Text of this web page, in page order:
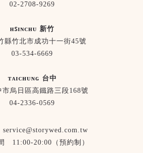
02-2708-9269
ʜꜱɪɴᴄʜᴜ 新竹
縣竹北市成功十一街45號
03-534-6669
ᴛᴀɪᴄʜᴜɴɢ 台中
市烏日區高鐵路三段168號
04-2336-0569
11:00-20:00（預約制）